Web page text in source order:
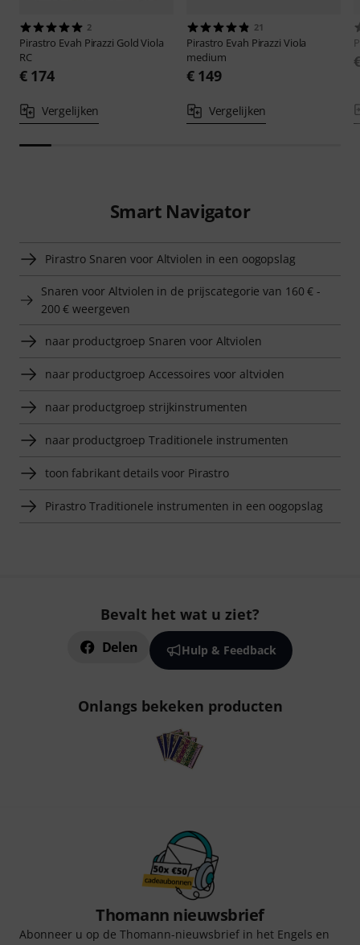
2
Pirastro Evah Pirazzi Gold Viola
RC
€ 174
Vergelijken
21
Pirastro Evah Pirazzi Viola
medium
€ 149
Vergelijken
Smart Navigator
Pirastro Snaren voor Altviolen in een oogopslag
Snaren voor Altviolen in de prijscategorie van 160 € -
200 € weergeven
naar productgroep Snaren voor Altviolen
naar productgroep Accessoires voor altviolen
naar productgroep strijkinstrumenten
naar productgroep Traditionele instrumenten
toon fabrikant details voor Pirastro
Pirastro Traditionele instrumenten in een oogopslag
Bevalt het wat u ziet?
Delen Hulp & Feedback
Onlangs bekeken producten
Thomann nieuwsbrief
Abonneer u op de Thomann-nieuwsbrief in het Engels en